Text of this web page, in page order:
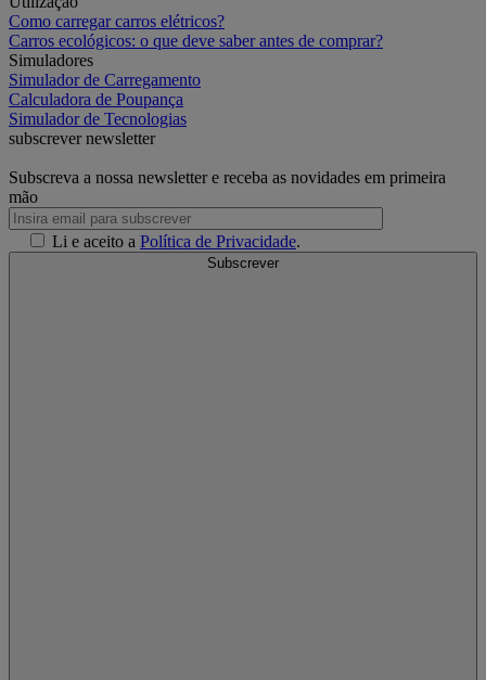
Como carregar carros elétricos?
Carros ecológicos: o que deve saber antes de comprar?
Simuladores
Simulador de Carregamento
Calculadora de Poupança
Simulador de Tecnologias
subscrever newsletter
Subscreva a nossa newsletter e receba as novidades em primeira
mão
Li e aceito a Política de Privacidade.
Subscrever